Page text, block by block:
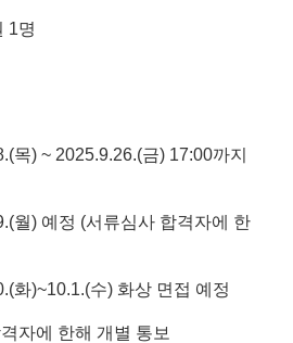
1명
목) ~ 2025.9.26.(금) 17:00까지
월) 예정 (서류심사 합격자에 한
화)~10.1.(수) 화상 면접 예정
자에 한해 개별 통보